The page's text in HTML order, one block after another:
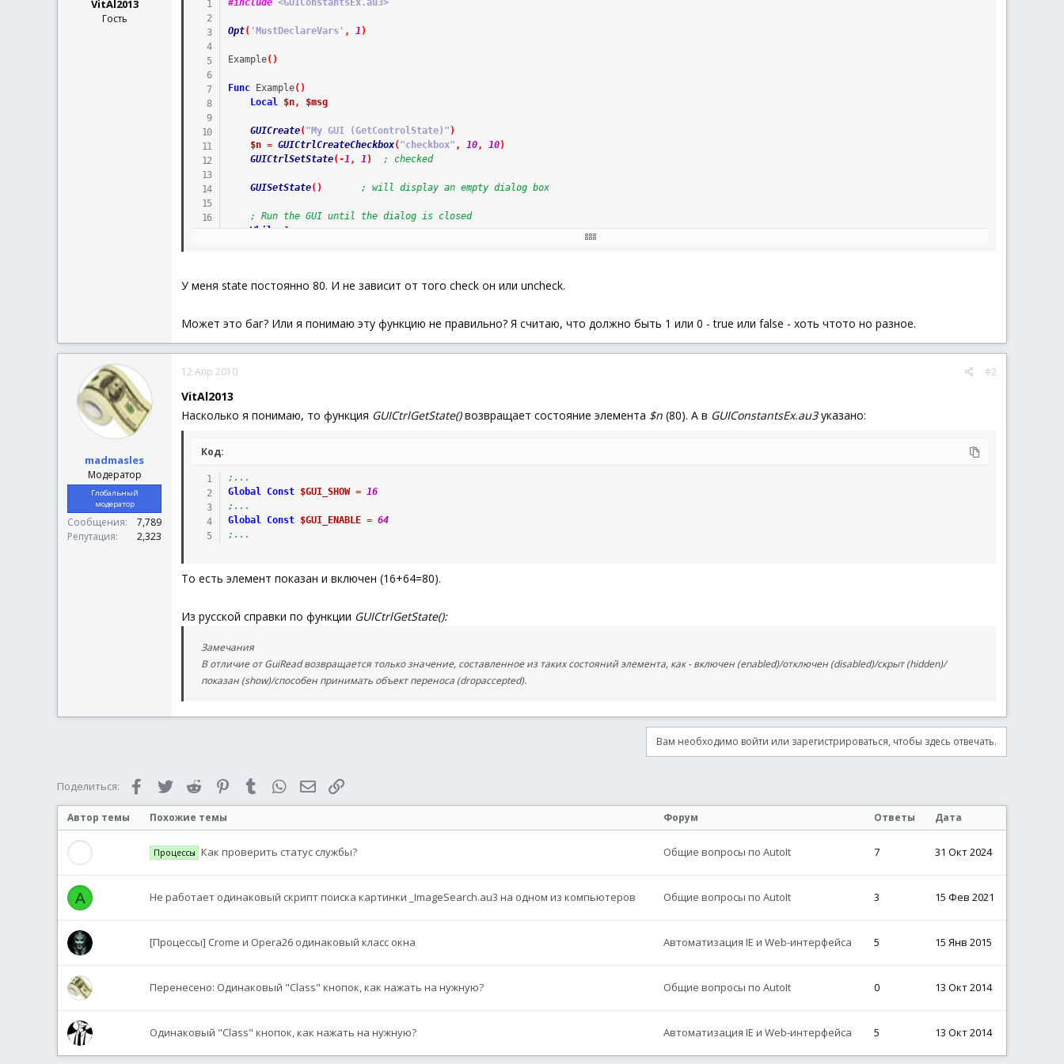
VitAl2013
Гость
#include <GUIConstantsEx.au3>
Opt( 'MustDeclareVars' , 1 )
Example( )
Func Example( )
Local
$n, $msg
GUICreate( "My GUI (GetControlState)" )
$n = GUICtrlCreateCheckbox( "checkbox" , 10, 10)
GUICtrlSetState( -1 , 1 ) ; checked
GUISetState( ) ; will display an empty dialog box
; Run the GUI until the dialog is closed
While
1
WEnd
EndFunc
;==>Example
У меня state постоянно 80. И не зависит от того check он или uncheck.
Может это баг? Или я понимаю эту функцию не правильно? Я считаю, что должно быть 1 или 0 - true или false - хоть чтото но разное.
madmasles
Модератор
Глобальный
модератор
Сообщения
7,789
Репутация
2,323
12 Апр 2010 #2
VitAl2013
Насколько я понимаю, то функция GUICtrlGetState()возвращает состояние элемента $n (80). А в GUIConstantsEx.au3указано:
Код:
;...
Global Const $GUI_SHOW = 16
;...
Global Const $GUI_ENABLE = 64
;...
То есть элемент показан и включен (16+64=80).
Из русской справки по функции GUICtrlGetState():
Замечания
В отличие от GuiRead возвращается только значение, составленное из таких состояний элемента, как - включен (enabled)/отключен (disabled)/скрыт (hidden)/
показан (show)/способен принимать объект переноса (dropaccepted).
Вам необходимо войти или зарегистрироваться, чтобы здесь отвечать.
Поделиться: FacebookTwitter Reddit PinterestTumblr WhatsAppЭлектронная почта
Автор темы Похожие темы Форум Ответы Дата
Процессы Как проверить статус службы? Общие вопросы по AutoIt 7 31 Окт 2024
A Не работает одинаковый скрипт поиска картинки _ImageSearch.au3 на одном из компьютеров Общие вопросы по AutoIt 3 15 Фев 2021
[Процессы] Crome и Opera26 одинаковый класс окна Автоматизация IE и Web-интерфейса 5 15 Янв 2015
Перенесено: Одинаковый "Class" кнопок, как нажать на нужную? Общие вопросы по AutoIt 0 13 Окт 2014
Одинаковый "Class" кнопок, как нажать на нужную? Автоматизация IE и Web-интерфейса 5 13 Окт 2014